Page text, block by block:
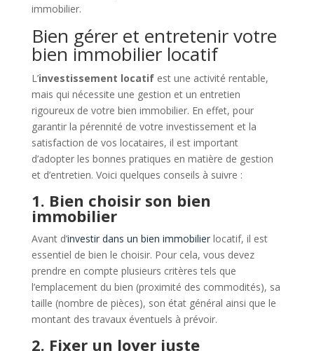
immobilier.
Bien gérer et entretenir votre
bien immobilier locatif
L’investissement locatifest une activité rentable,
mais qui nécessite une gestion et un entretien
rigoureux de votre bien immobilier. En effet, pour
garantir la pérennité de votre investissement et la
satisfaction de vos locataires, il est important
d’adopter les bonnes pratiques en matière de gestion
et d’entretien. Voici quelques conseils à suivre :
1. Bien choisir son bien
immobilier
Avant d’investir dans un bien immobilierlocatif, il est
essentiel de bien le choisir. Pour cela, vous devez
prendre en compte plusieurs critères tels que
l’emplacement du bien (proximité des commodités), sa
taille (nombre de pièces), son état général ainsi que le
montant des travaux éventuels à prévoir.
2. Fixer un loyer juste